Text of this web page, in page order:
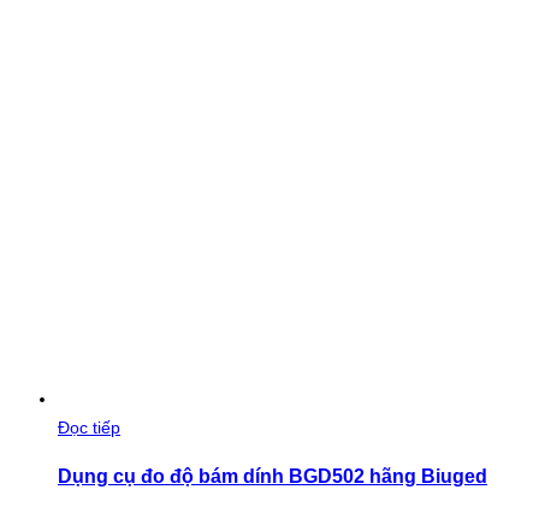
Đọc tiếp
Dụng cụ đo độ bám dính BGD502 hãng Biuged